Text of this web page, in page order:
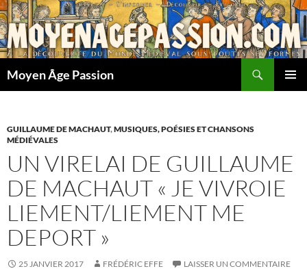
Aller
au
contenu
Moyen Âge Passion
GUILLAUME DE MACHAUT,MUSIQUES, POÉSIES ET CHANSONS
MÉDIÉVALES
UN VIRELAI DE GUILLAUME
DE MACHAUT « JE VIVROIE
LIEMENT/LIEMENT ME
DEPORT »
25 JANVIER 2017 FRÉDÉRIC EFFE LAISSER UN COMMENTAIRE